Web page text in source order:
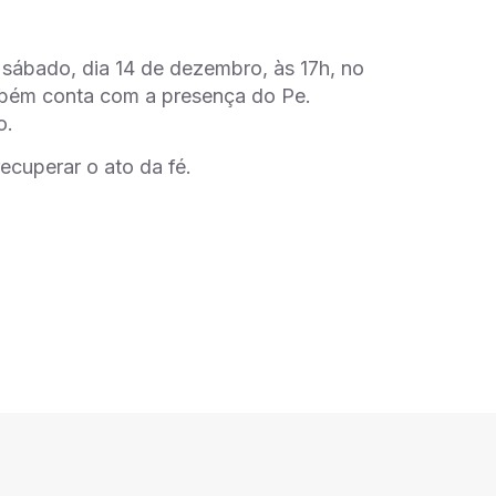
dia 14 de dezembro, às 17h, no
conta com a presença do Pe.
o ato da fé.